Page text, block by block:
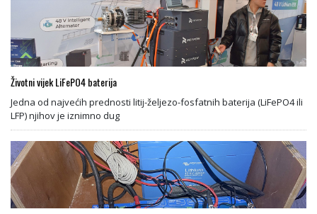
Životni vijek LiFePO4 baterija
Jedna od najvećih prednosti litij-željezo-fosfatnih baterija (LiFePO4 ili
LFP) njihov je iznimno dug